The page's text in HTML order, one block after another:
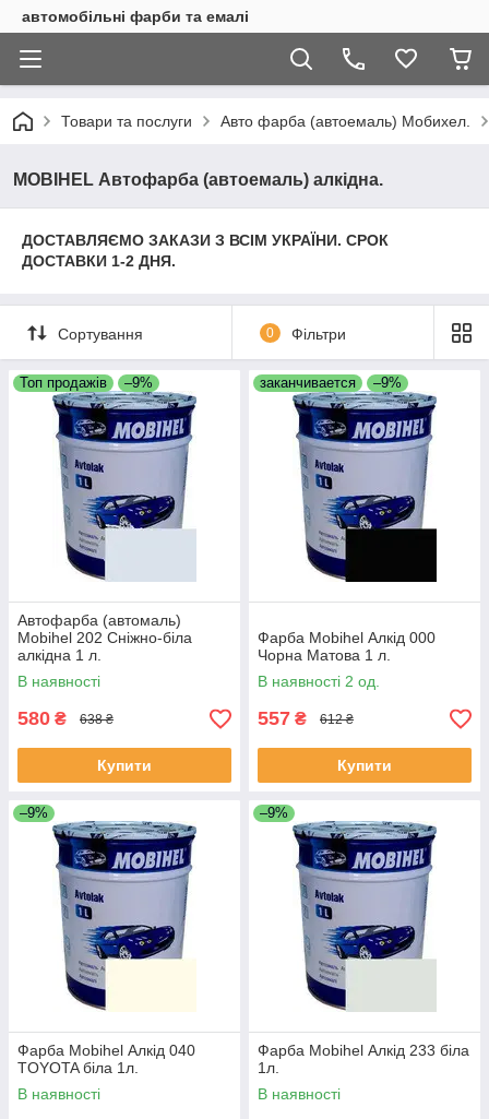
автомобільні фарби та емалі
Товари та послуги Авто фарба (автоемаль) Мобихел.
MOBIHEL Автофарба (автоемаль) алкідна.
ДОСТАВЛЯЄМО ЗАКАЗИ З ВСІМ УКРАЇНИ. СРОК
ДОСТАВКИ 1-2 ДНЯ.
Сортування 0 Фільтри
Топ продажів –9%
Автофарба (автомаль)
Mobihel 202 Сніжно-біла
алкідна 1 л.
В наявності
580 ₴ 638 ₴
Купити
заканчивается –9%
Фарба Mobihel Алкід 000
Чорна Матова 1 л.
В наявності 2 од.
557 ₴ 612 ₴
Купити
–9%
Фарба Mobihel Алкід 040
TOYOTA біла 1л.
В наявності
–9%
Фарба Mobihel Алкід 233 біла
1л.
В наявності